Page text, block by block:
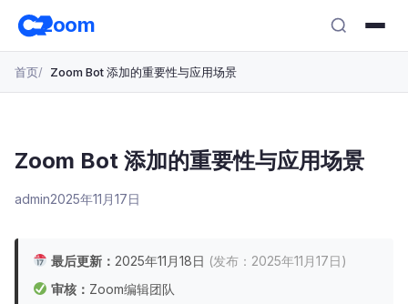
至
zoom
首页 Zoom Bot 添加的重要性与应用场景
Zoom Bot 添加的重要性与应用场景
admin2025年11月17日
最后更新： 2025年11月18日 (发布：2025年11月17日)
审核： Zoom编辑团队